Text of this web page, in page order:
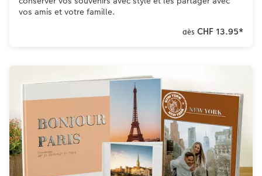
vos amis et votre famille.
dès CHF 13.95*